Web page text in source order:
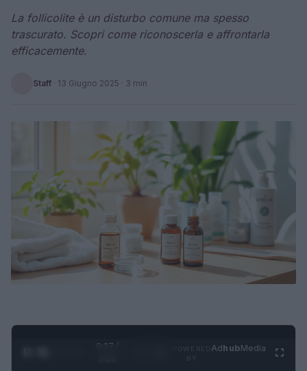
La follicolite è un disturbo comune ma spesso
trascurato. Scopri come riconoscerla e affrontarla
efficacemente.
Staff · 13 Giugno 2025 · 3 min
0:27 /
AdhubMedia